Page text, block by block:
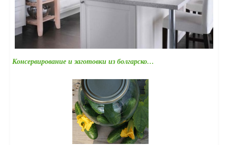
Консервирование и заготовки из болгарско…